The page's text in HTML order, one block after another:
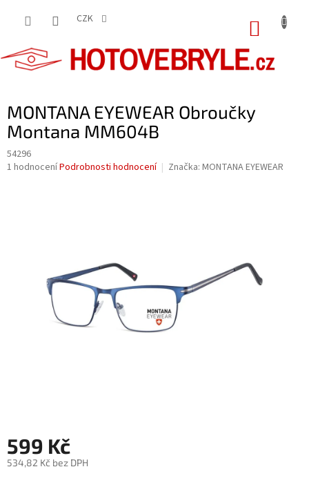
CZK
MONTANA EYEWEAR Obroučky
Montana MM604B
54296
Průměrné
1 hodnoceníPodrobnosti hodnocení Značka: MONTANA EYEWEAR
599 Kč
534,82 Kč bez DPH